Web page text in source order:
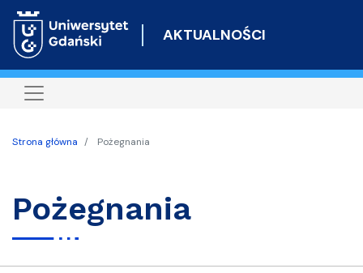
do
AKTUALNOŚCI
Strona główna Pożegnania
Pożegnania